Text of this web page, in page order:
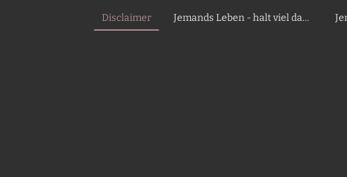
Disclaimer Jemands Leben - halt viel davon